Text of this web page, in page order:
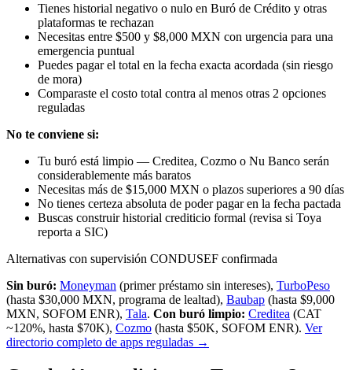
Tienes historial negativo o nulo en Buró de Crédito y otras
plataformas te rechazan
Necesitas entre $500 y $8,000 MXN con urgencia para una
emergencia puntual
Puedes pagar el total en la fecha exacta acordada (sin riesgo
de mora)
Comparaste el costo total contra al menos otras 2 opciones
reguladas
No te conviene si:
Tu buró está limpio — Creditea, Cozmo o Nu Banco serán
considerablemente más baratos
Necesitas más de $15,000 MXN o plazos superiores a 90 días
No tienes certeza absoluta de poder pagar en la fecha pactada
Buscas construir historial crediticio formal (revisa si Toya
reporta a SIC)
Alternativas con supervisión CONDUSEF confirmada
Sin buró: Moneyman (primer préstamo sin intereses), TurboPeso
(hasta $30,000 MXN, programa de lealtad), Baubap (hasta $9,000
MXN, SOFOM ENR), Tala. Con buró limpio: Creditea (CAT
~120%, hasta $70K), Cozmo (hasta $50K, SOFOM ENR). Ver
directorio completo de apps reguladas →